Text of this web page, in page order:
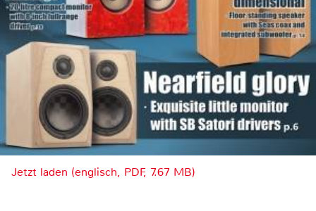
Jetzt laden (englisch, PDF, 7.67 MB)